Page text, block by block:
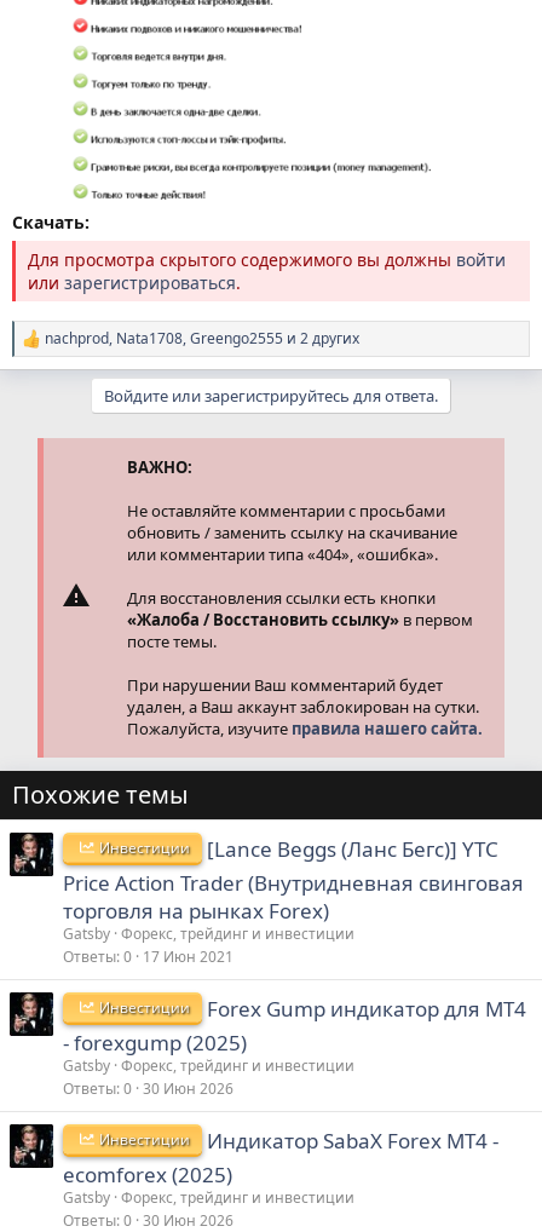
Скачать:
Для просмотра скрытого содержимого вы должны войти
или зарегистрироваться.
Р
е
nachprod, Nata1708,Greengo2555 и 2 других
Войдите или зарегистрируйтесь для ответа.
ВАЖНО:
Не оставляйте комментарии с просьбами
обновить / заменить ссылку на скачивание
или комментарии типа «404», «ошибка».
Для восстановления ссылки есть кнопки
«Жалоба / Восстановить ссылку» в первом
посте темы.
При нарушении Ваш комментарий будет
удален, а Ваш аккаунт заблокирован на сутки.
Пожалуйста, изучите правила нашего сайта.
Похожие темы
Инвестиции
[Lance Beggs (Ланс Бегс)] YTC
Price Action Trader (Внутридневная свинговая
торговля на рынках Forex)
Gatsby Форекс, трейдинг и инвестиции
Ответы 0 17 Июн 2021
Инвестиции
Forex Gump индикатор для MT4
- forexgump (2025)
Gatsby Форекс, трейдинг и инвестиции
Ответы 0 30 Июн 2026
Инвестиции
Индикатор SabaX Forex MT4 -
ecomforex (2025)
Gatsby Форекс, трейдинг и инвестиции
Ответы 0 30 Июн 2026